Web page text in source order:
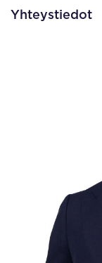
Yhteystiedot